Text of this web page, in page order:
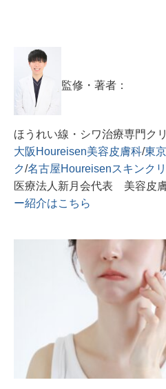
監修・著者：
ほうれい線・シワ治療専門ク
大阪Houreisen美容皮膚科/東
ク/名古屋Houreisenスキンク
医療法人新月会代表 美容
ー紹介はこちら